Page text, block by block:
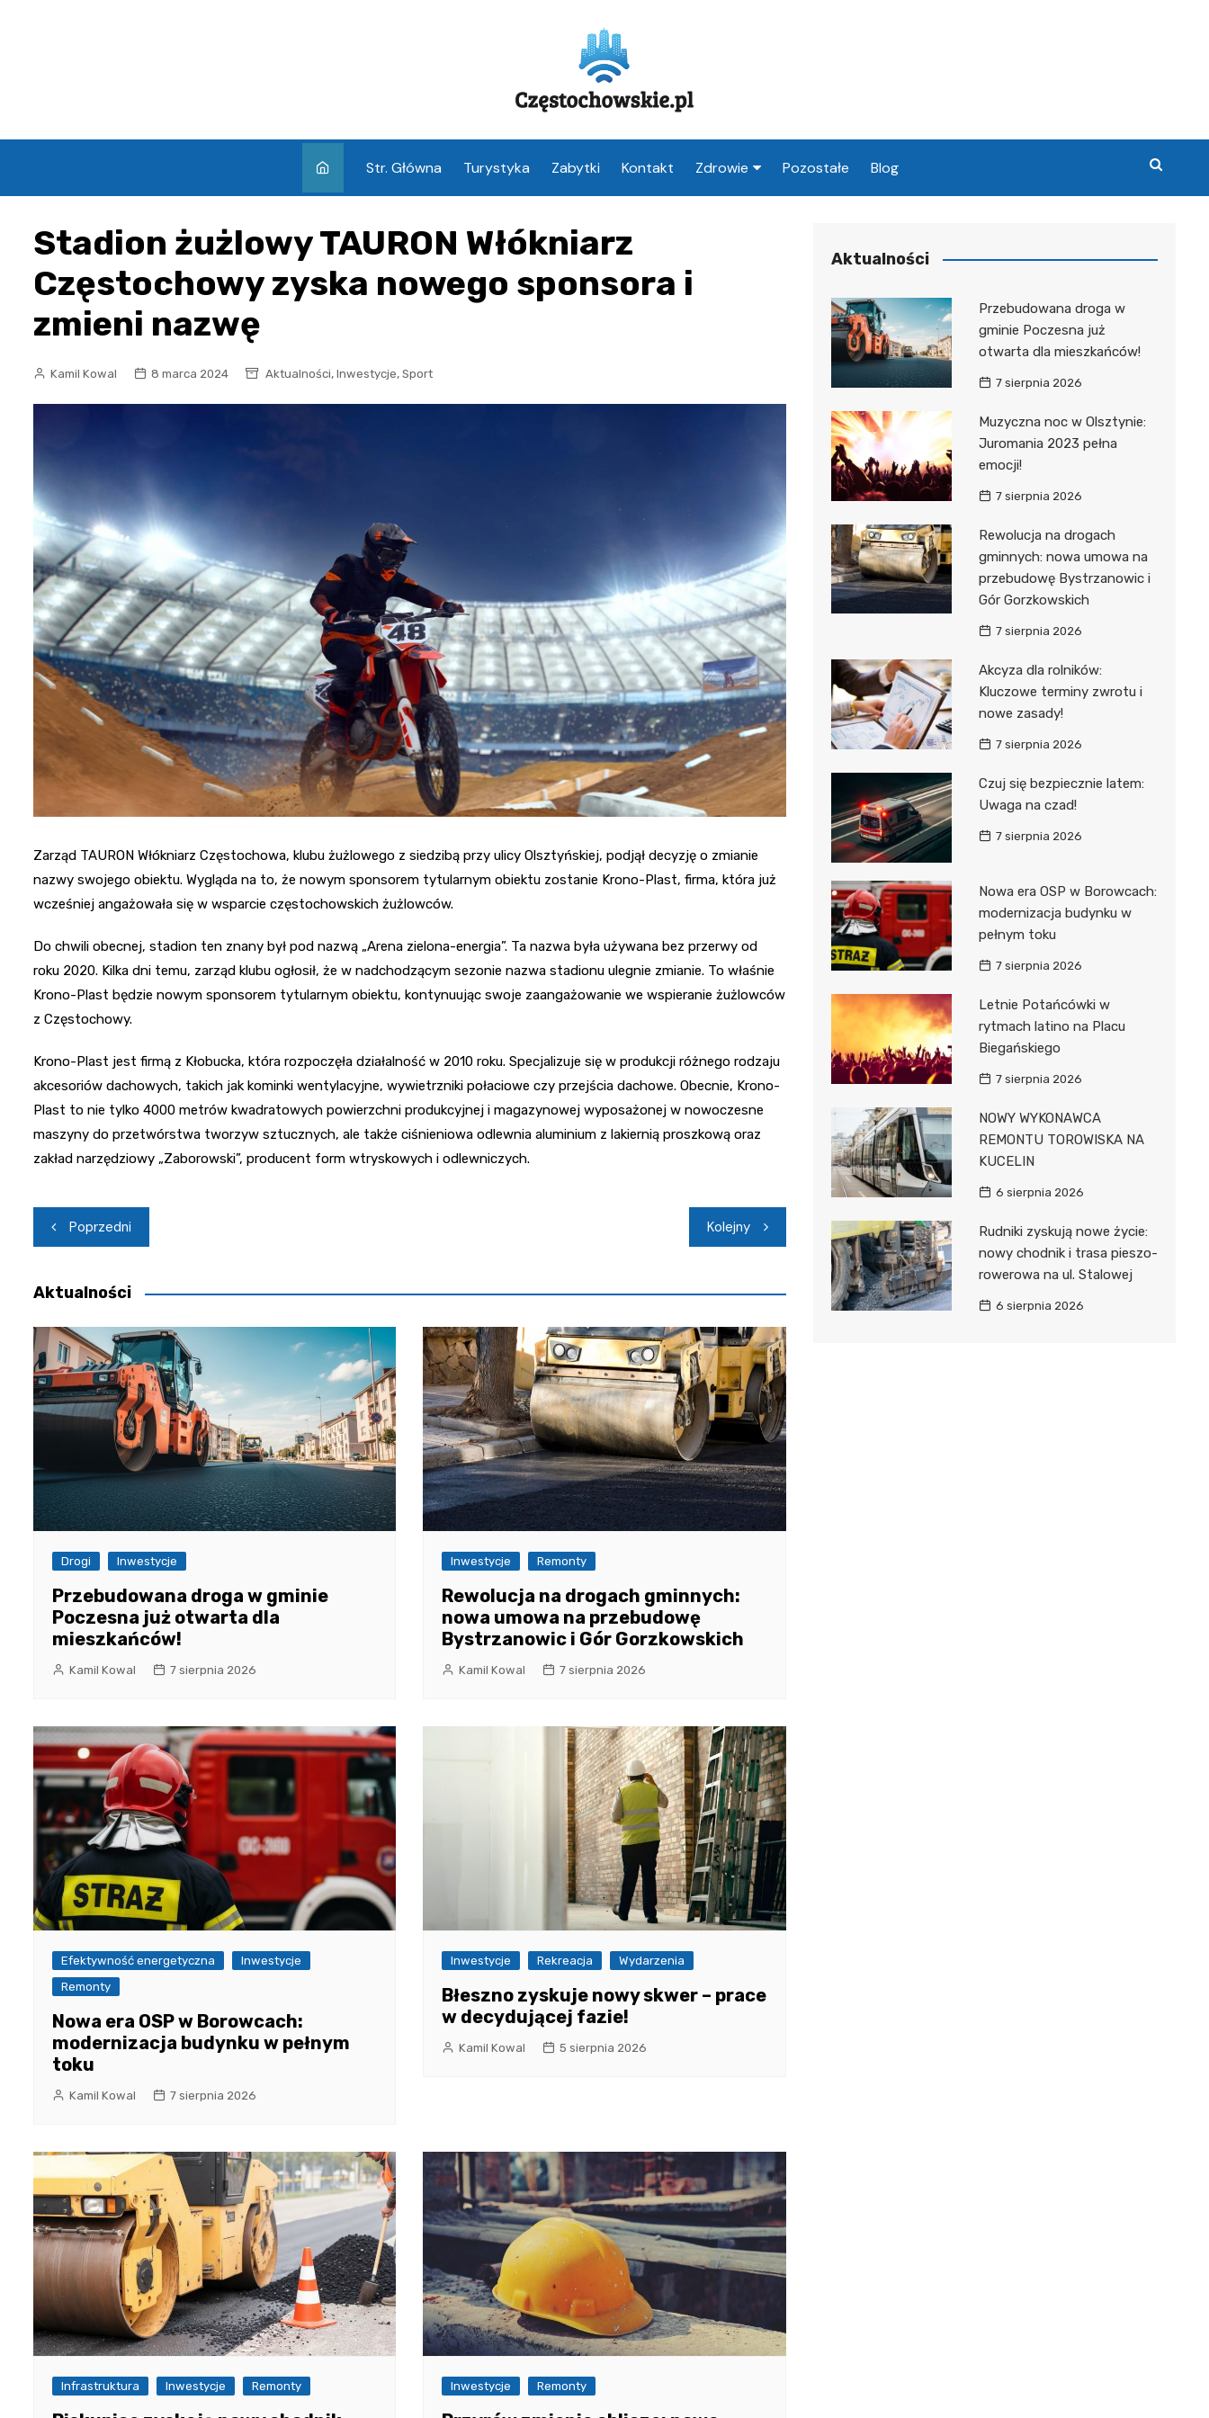
Str. Główna Turystyka Zabytki Kontakt Zdrowie
Lekarz Częstochowa
Pozostałe Blog
Stadion żużlowy TAURON Włókniarz
Częstochowy zyska nowego sponsora i
zmieni nazwę
Kamil Kowal 8 marca 2024 Aktualności, Inwestycje, Sport
Zarząd TAURON Włókniarz Częstochowa, klubu żużlowego z siedzibą przy ulicy Olsztyńskiej, podjął decyzję o zmianie
nazwy swojego obiektu. Wygląda na to, że nowym sponsorem tytularnym obiektu zostanie Krono-Plast, firma, która już
wcześniej angażowała się w wsparcie częstochowskich żużlowców.
Do chwili obecnej, stadion ten znany był pod nazwą „Arena zielona-energia”. Ta nazwa była używana bez przerwy od
roku 2020. Kilka dni temu, zarząd klubu ogłosił, że w nadchodzącym sezonie nazwa stadionu ulegnie zmianie. To właśnie
Krono-Plast będzie nowym sponsorem tytularnym obiektu, kontynuując swoje zaangażowanie we wspieranie żużlowców
z Częstochowy.
Krono-Plast jest firmą z Kłobucka, która rozpoczęła działalność w 2010 roku. Specjalizuje się w produkcji różnego rodzaju
akcesoriów dachowych, takich jak kominki wentylacyjne, wywietrzniki połaciowe czy przejścia dachowe. Obecnie, Krono-
Plast to nie tylko 4000 metrów kwadratowych powierzchni produkcyjnej i magazynowej wyposażonej w nowoczesne
maszyny do przetwórstwa tworzyw sztucznych, ale także ciśnieniowa odlewnia aluminium z lakiernią proszkową oraz
zakład narzędziowy „Zaborowski”, producent form wtryskowych i odlewniczych.
Nawigacja
wpisu
Poprzedni Kolejny
Aktualności
Drogi Inwestycje
Przebudowana droga w gminie
Poczesna już otwarta dla
mieszkańców!
Kamil Kowal 7 sierpnia 2026
Inwestycje Remonty
Rewolucja na drogach gminnych:
nowa umowa na przebudowę
Bystrzanowic i Gór Gorzkowskich
Kamil Kowal 7 sierpnia 2026
Efektywność energetyczna
Inwestycje
Remonty
Nowa era OSP w Borowcach:
modernizacja budynku w pełnym
toku
Kamil Kowal 7 sierpnia 2026
Inwestycje Rekreacja Wydarzenia
Błeszno zyskuje nowy skwer – prace
w decydującej fazie!
Kamil Kowal 5 sierpnia 2026
Infrastruktura Inwestycje Remonty Inwestycje Remonty
Aktualności
Przebudowana droga w
gminie Poczesna już
otwarta dla mieszkańców!
7 sierpnia 2026
Muzyczna noc w Olsztynie:
Juromania 2023 pełna
emocji!
7 sierpnia 2026
Rewolucja na drogach
gminnych: nowa umowa na
przebudowę Bystrzanowic i
Gór Gorzkowskich
7 sierpnia 2026
Akcyza dla rolników:
Kluczowe terminy zwrotu i
nowe zasady!
7 sierpnia 2026
Czuj się bezpiecznie latem:
Uwaga na czad!
7 sierpnia 2026
Nowa era OSP w Borowcach:
modernizacja budynku w
pełnym toku
7 sierpnia 2026
Letnie Potańcówki w
rytmach latino na Placu
Biegańskiego
7 sierpnia 2026
NOWY WYKONAWCA
REMONTU TOROWISKA NA
KUCELIN
6 sierpnia 2026
Rudniki zyskują nowe życie:
nowy chodnik i trasa pieszo-
rowerowa na ul. Stalowej
6 sierpnia 2026